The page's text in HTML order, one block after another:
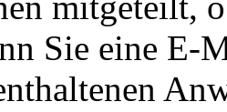
Sie eine E-